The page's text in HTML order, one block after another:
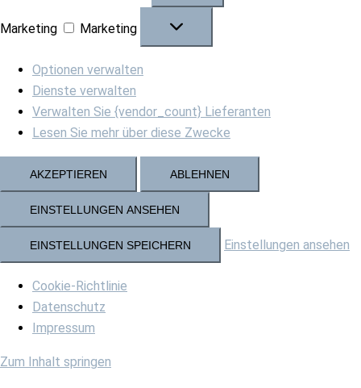
Marketing Marketing
Optionen verwalten
Dienste verwalten
Verwalten Sie {vendor_count} Lieferanten
Lesen Sie mehr über diese Zwecke
AKZEPTIEREN ABLEHNEN
EINSTELLUNGEN ANSEHEN
EINSTELLUNGEN SPEICHERN Einstellungen ansehen
Cookie-Richtlinie
Datenschutz
Impressum
Zum Inhalt springen